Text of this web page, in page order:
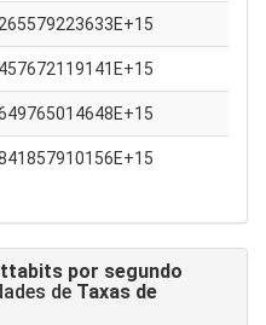
por segundo
de Taxas de